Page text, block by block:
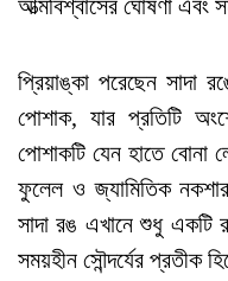
আত্মবিশ্বাসের ঘোষণা এবং
প্রিয়াঙ্কা পরেছেন সাদা
পোশাক, যার প্রতিটি
পোশাকটি যেন হাতে বোনা
ফুলেল ও জ্যামিতিক নকশার
সাদা রঙ এখানে শুধু একটি
সময়হীন সৌন্দর্যের প্রতীক